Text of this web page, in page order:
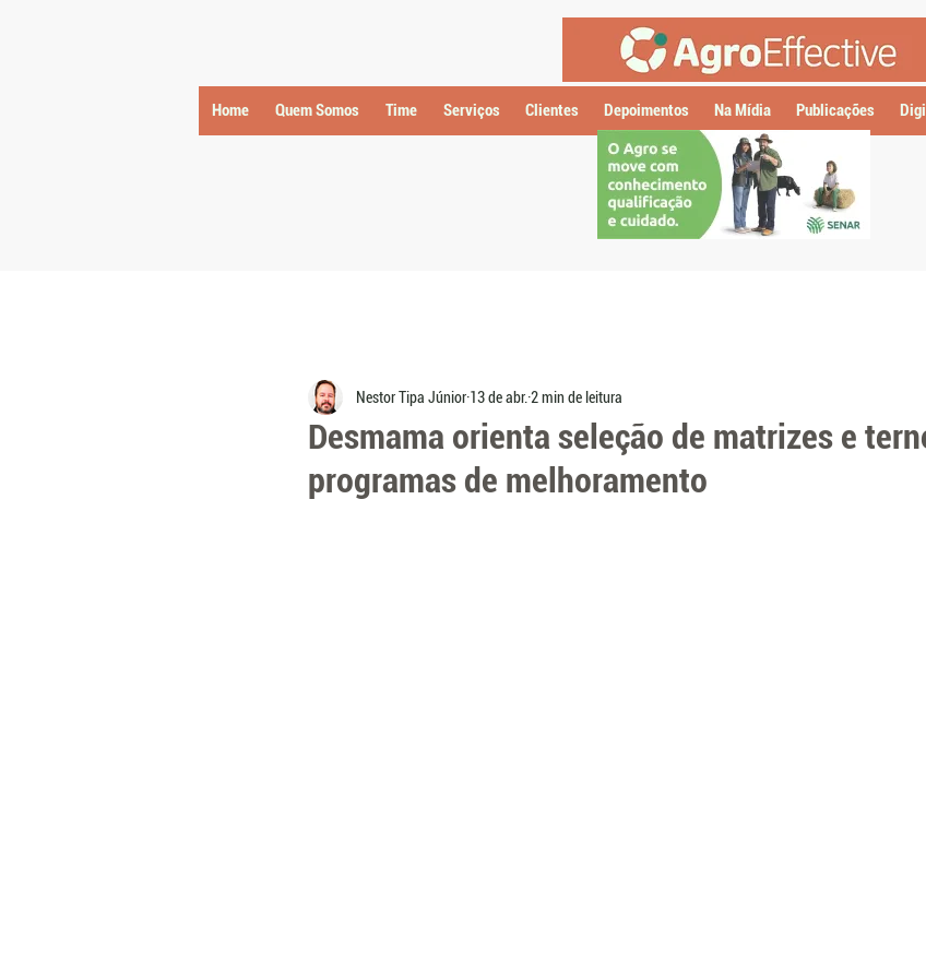
Home Quem Somos Time Serviços Clientes Depoimentos Na Mídia Publicações
Desmama orienta seleção de matrizes e
programas de melhoramento
Nestor Tipa Júnior 13 de abr. 2 min de leitura